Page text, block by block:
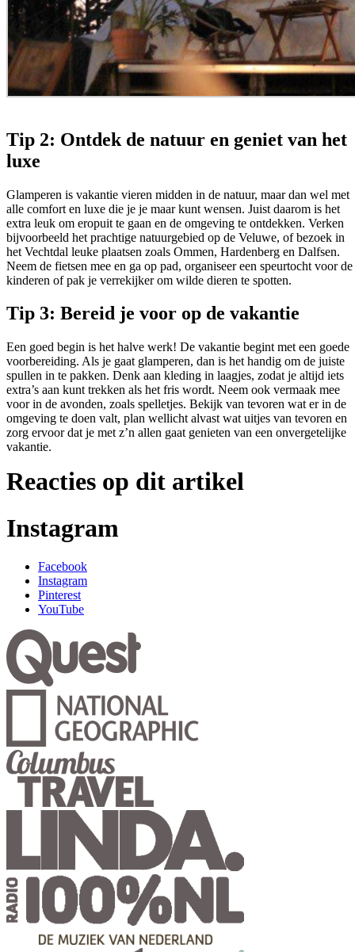
Tip 2: Ontdek de natuur en geniet van het
luxe
Glamperen is vakantie vieren midden in de natuur, maar dan wel met
alle comfort en luxe die je je maar kunt wensen. Juist daarom is het
extra leuk om eropuit te gaan en de omgeving te ontdekken. Verken
bijvoorbeeld het prachtige natuurgebied op de Veluwe, of bezoek in
het Vechtdal leuke plaatsen zoals Ommen, Hardenberg en Dalfsen.
Neem de fietsen mee en ga op pad, organiseer een speurtocht voor de
kinderen of pak je verrekijker om wilde dieren te spotten.
Tip 3: Bereid je voor op de vakantie
Een goed begin is het halve werk! De vakantie begint met een goede
voorbereiding. Als je gaat glamperen, dan is het handig om de juiste
spullen in te pakken. Denk aan kleding in laagjes, zodat je altijd iets
extra’s aan kunt trekken als het fris wordt. Neem ook vermaak mee
voor in de avonden, zoals spelletjes. Bekijk van tevoren wat er in de
omgeving te doen valt, plan wellicht alvast wat uitjes van tevoren en
zorg ervoor dat je met z’n allen gaat genieten van een onvergetelijke
vakantie.
Reacties op dit artikel
Instagram
Facebook
Instagram
Pinterest
YouTube